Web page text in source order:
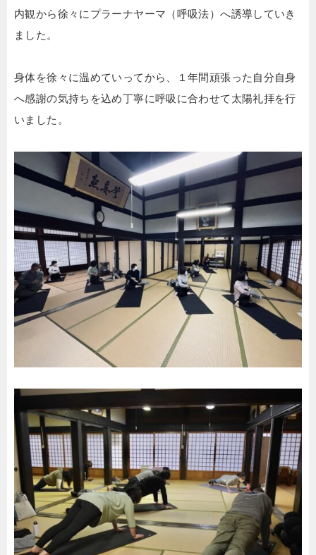
内観から徐々にプラーナヤーマ（呼吸法）へ誘導していき
ました。
身体を徐々に温めていってから、１年間頑張った自分自身
へ感謝の気持ちを込め丁寧に呼吸に合わせて太陽礼拝を行
いました。